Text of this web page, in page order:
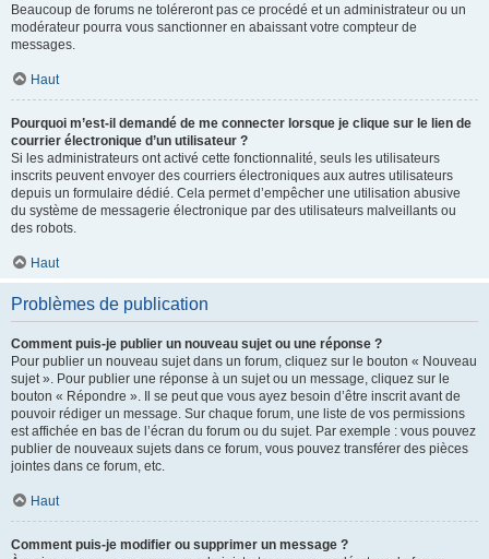
Beaucoup de forums ne toléreront pas ce procédé et un administrateur ou un
modérateur pourra vous sanctionner en abaissant votre compteur de
messages.
Haut
Pourquoi m’est-il demandé de me connecter lorsque je clique sur le lien de
courrier électronique d’un utilisateur ?
Si les administrateurs ont activé cette fonctionnalité, seuls les utilisateurs
inscrits peuvent envoyer des courriers électroniques aux autres utilisateurs
depuis un formulaire dédié. Cela permet d’empêcher une utilisation abusive
du système de messagerie électronique par des utilisateurs malveillants ou
des robots.
Haut
Problèmes de publication
Comment puis-je publier un nouveau sujet ou une réponse ?
Pour publier un nouveau sujet dans un forum, cliquez sur le bouton « Nouveau
sujet ». Pour publier une réponse à un sujet ou un message, cliquez sur le
bouton « Répondre ». Il se peut que vous ayez besoin d’être inscrit avant de
pouvoir rédiger un message. Sur chaque forum, une liste de vos permissions
est affichée en bas de l’écran du forum ou du sujet. Par exemple : vous pouvez
publier de nouveaux sujets dans ce forum, vous pouvez transférer des pièces
jointes dans ce forum, etc.
Haut
Comment puis-je modifier ou supprimer un message ?